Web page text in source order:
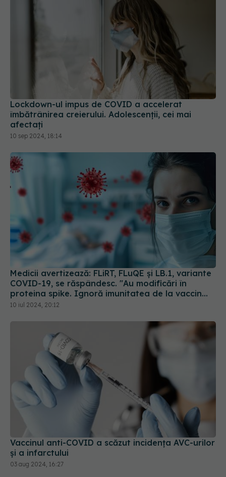
Lockdown-ul impus de COVID a accelerat
îmbătrânirea creierului. Adolescenții, cei mai
afectați
10 sep 2024, 18:14
Medicii avertizează: FLiRT, FLuQE și LB.1, variante
COVID-19, se răspândesc. "Au modificări în
proteina spike. Ignoră imunitatea de la vaccin
sau infectarea anterioară
10 iul 2024, 20:12
Vaccinul anti-COVID a scăzut incidența AVC-urilor
și a infarctului
03 aug 2024, 16:27